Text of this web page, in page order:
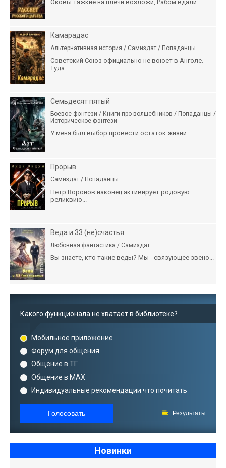
Оковы тяжкие на плечи возложи, Рабом вдали...
Камарадас
Альтернативная история / Самиздат / Попаданцы
Советский Союз официально не воюет в Анголе.
Туда...
Семьдесят пятый
Боевое фэнтези / Книги про волшебников / Попаданцы /
Историческое фэнтези
У меня был выбор провести остаток жизни...
Прорыв
Самиздат / Попаданцы
Пётр Воронов наконец активирует родовую
реликвию...
Веда и 33 (не)счастья
Любовная фантастика / Самиздат
Вы знаете, кто такие веды? Мы - связующее звено...
Какого функционала не хватает в библиотеке?
Мобильное приложение
Форум для общения
Общение в ТГ
Общение в MAX
Индивидуальные рекомендации что почитать
Голосовать Результаты
Новинки